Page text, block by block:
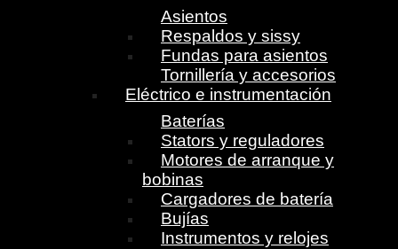
Asientos
Respaldos y sissy
Fundas para asientos
Tornillería y accesorios
Eléctrico e instrumentación
Baterías
Stators y reguladores
Motores de arranque y
bobinas
Cargadores de batería
Bujías
Instrumentos y relojes